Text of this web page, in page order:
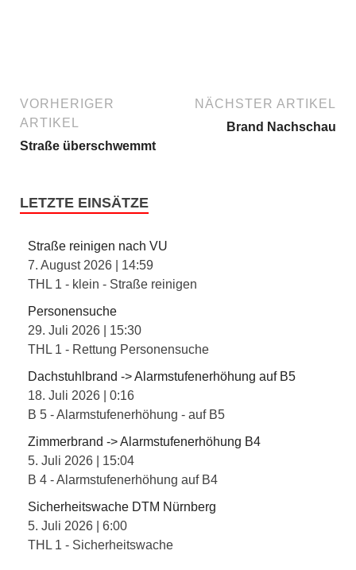
VORHERIGER
ARTIKEL
Straße überschwemmt
NÄCHSTER ARTIKEL
Brand Nachschau
LETZTE EINSÄTZE
Straße reinigen nach VU
7. August 2026
14:59
THL 1 - klein - Straße reinigen
Personensuche
29. Juli 2026
15:30
THL 1 - Rettung Personensuche
Dachstuhlbrand -> Alarmstufenerhöhung auf B5
18. Juli 2026
0:16
B 5 - Alarmstufenerhöhung - auf B5
Zimmerbrand -> Alarmstufenerhöhung B4
5. Juli 2026
15:04
B 4 - Alarmstufenerhöhung auf B4
Sicherheitswache DTM Nürnberg
5. Juli 2026
6:00
THL 1 - Sicherheitswache